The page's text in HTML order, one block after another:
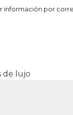
información por
de lujo